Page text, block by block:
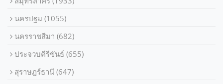
นครปฐม
(1055)
นครราชสีมา
(682)
ประจวบคีรีขันธ์
(655)
สุราษฎร์ธานี
(647)